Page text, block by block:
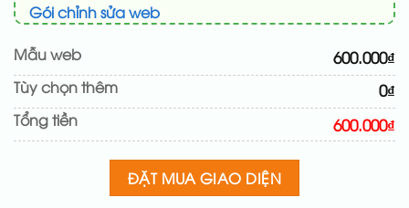
Gói chỉnh sửa web
Thay logo + thông tin doanh nghiệp
(+50.000₫)
Đổi màu chủ đạo theo tông của logo
Sửa danh mục và sắp xếp lại đề mục menu cho
chuẩn(+200.000₫)
Thay đổi bố cục trang chủ (đơn giản)
Thêm các nút liên hệ nhanh(+50.000₫)
Mẫu web 600.000₫
Tùy chọn thêm 0₫
Tổng tiền 600.000₫
ĐẶT MUA GIAO DIỆN